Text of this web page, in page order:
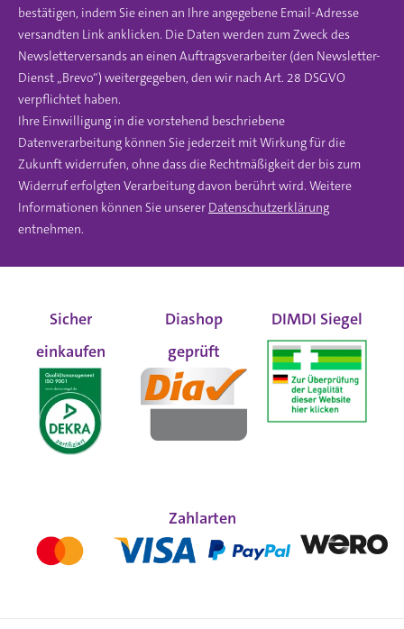
bestätigen, indem Sie einen an Ihre angegebene Email-Adresse
versandten Link anklicken. Die Daten werden zum Zweck des
Newsletterversands an einen Auftragsverarbeiter (den Newsletter-
Dienst „Brevo“) weitergegeben, den wir nach Art. 28 DSGVO
verpflichtet haben.
Ihre Einwilligung in die vorstehend beschriebene
Datenverarbeitung können Sie jederzeit mit Wirkung für die
Zukunft widerrufen, ohne dass die Rechtmäßigkeit der bis zum
Widerruf erfolgten Verarbeitung davon berührt wird. Weitere
Informationen können Sie unserer Datenschutzerklärung
entnehmen.
Sicher
einkaufen
Diashop
geprüft
DIMDI Siegel
Zahlarten